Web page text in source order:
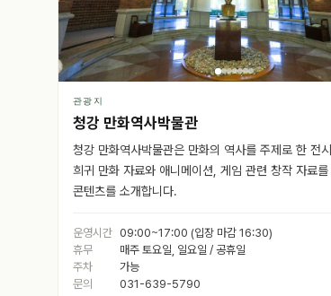
관광지
청강 만화역사박물관
청강 만화역사박물관은 만화의 역사를 주제로 한 전
희귀 만화 자료와 애니메이션, 게임 관련 창작 자료
콘텐츠를 소개합니다.
운영시간 09:00~17:00 (입장 마감 16:30)
휴무
매주 토요일, 일요일 / 공휴일
주차
가능
문의
031-639-5790